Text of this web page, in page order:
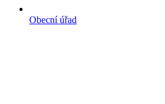
Obecní úřad